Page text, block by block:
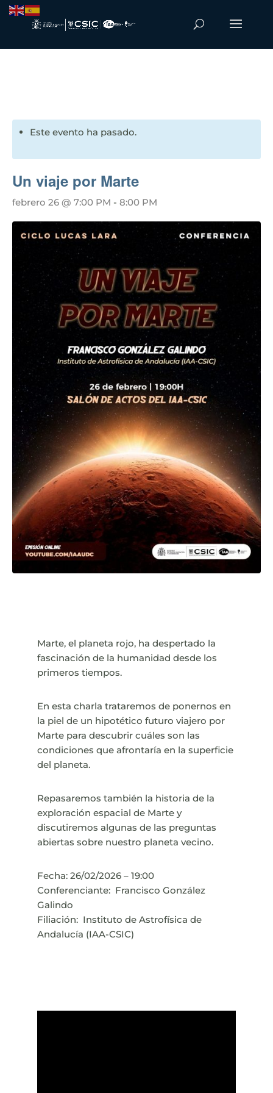
Este evento ha pasado.
Un viaje por Marte
febrero 26 @ 7:00 PM - 8:00 PM
Marte, el planeta rojo, ha despertado la
fascinación de la humanidad desde los
primeros tiempos.
En esta charla trataremos de ponernos en
la piel de un hipotético futuro viajero por
Marte para descubrir cuáles son las
condiciones que afrontaría en la superficie
del planeta.
Repasaremos también la historia de la
exploración espacial de Marte y
discutiremos algunas de las preguntas
abiertas sobre nuestro planeta vecino.
Fecha: 26/02/2026 – 19:00
Conferenciante: Francisco González
Galindo
Filiación: Instituto de Astrofísica de
Andalucía (IAA-CSIC)